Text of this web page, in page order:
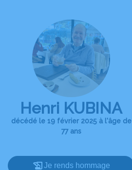
Henri KUBINA
décédé le 19 février 2025 à l'âge de
77 ans
Je rends hommage